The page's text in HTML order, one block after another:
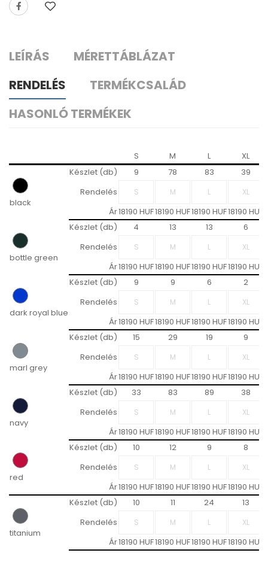
LEÍRÁS
MÉRETTÁBLÁZAT
RENDELÉS
TERMÉKCSALÁD
HASONLÓ TERMÉKEK
S M L XL
black
Készlet (db) 9 78 83
39
Rendelés
Ár18190 HUF18190 HUF18190 HUF18190 HUF
bottle green
Készlet (db) 4 13 13
6
Rendelés
Ár18190 HUF18190 HUF18190 HUF18190 HUF
dark royal blue
Készlet (db) 9 9 6
2
Rendelés
Ár18190 HUF18190 HUF18190 HUF18190 HUF
marl grey
Készlet (db) 15 29 19
9
Rendelés
Ár18190 HUF18190 HUF18190 HUF18190 HUF
navy
Készlet (db) 33 83 89
38
Rendelés
Ár18190 HUF18190 HUF18190 HUF18190 HUF
red
Készlet (db) 10 12 9
8
Rendelés
Ár18190 HUF18190 HUF18190 HUF18190 HUF
titanium
Készlet (db) 10 11 24
13
Rendelés
Ár18190 HUF18190 HUF18190 HUF18190 HUF